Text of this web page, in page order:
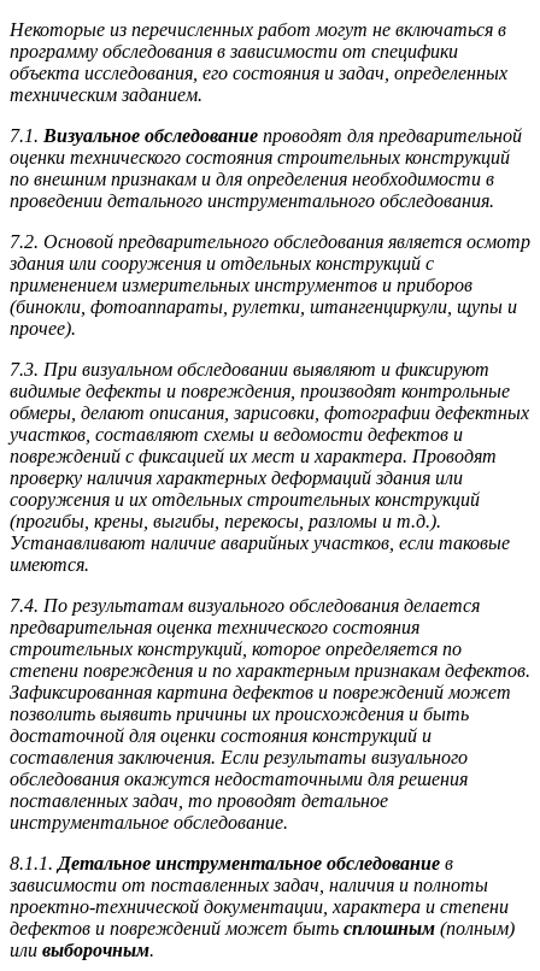
Некоторые из перечисленных работ могут не включаться в
программу обследования в зависимости от специфики
объекта исследования, его состояния и задач, определенных
техническим заданием.
7.1. Визуальное обследование проводят для предварительной
оценки технического состояния строительных конструкций
по внешним признакам и для определения необходимости в
проведении детального инструментального обследования.
7.2. Основой предварительного обследования является осмотр
здания или сооружения и отдельных конструкций с
применением измерительных инструментов и приборов
(бинокли, фотоаппараты, рулетки, штангенциркули, щупы и
прочее).
7.3. При визуальном обследовании выявляют и фиксируют
видимые дефекты и повреждения, производят контрольные
обмеры, делают описания, зарисовки, фотографии дефектных
участков, составляют схемы и ведомости дефектов и
повреждений с фиксацией их мест и характера. Проводят
проверку наличия характерных деформаций здания или
сооружения и их отдельных строительных конструкций
(прогибы, крены, выгибы, перекосы, разломы и т.д.).
Устанавливают наличие аварийных участков, если таковые
имеются.
7.4. По результатам визуального обследования делается
предварительная оценка технического состояния
строительных конструкций, которое определяется по
степени повреждения и по характерным признакам дефектов.
Зафиксированная картина дефектов и повреждений может
позволить выявить причины их происхождения и быть
достаточной для оценки состояния конструкций и
составления заключения. Если результаты визуального
обследования окажутся недостаточными для решения
поставленных задач, то проводят детальное
инструментальное обследование.
8.1.1. Детальное инструментальное обследование в
зависимости от поставленных задач, наличия и полноты
проектно-технической документации, характера и степени
дефектов и повреждений может быть сплошным (полным)
или выборочным.